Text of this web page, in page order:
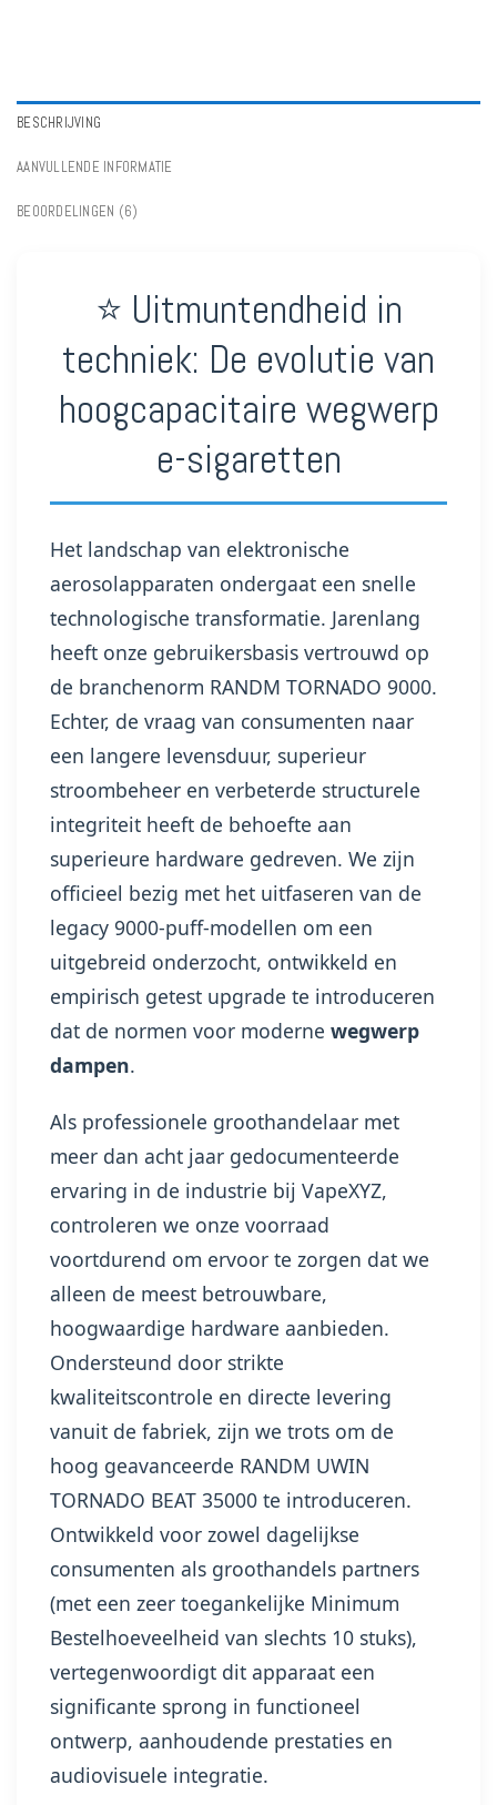
BESCHRIJVING
AANVULLENDE INFORMATIE
BEOORDELINGEN (6)
⭐ Uitmuntendheid in
techniek: De evolutie van
hoogcapacitaire wegwerp
e-sigaretten
Het landschap van elektronische
aerosolapparaten ondergaat een snelle
technologische transformatie. Jarenlang
heeft onze gebruikersbasis vertrouwd op
de branchenorm RANDM TORNADO 9000.
Echter, de vraag van consumenten naar
een langere levensduur, superieur
stroombeheer en verbeterde structurele
integriteit heeft de behoefte aan
superieure hardware gedreven. We zijn
officieel bezig met het uitfaseren van de
legacy 9000-puff-modellen om een
uitgebreid onderzocht, ontwikkeld en
empirisch getest upgrade te introduceren
dat de normen voor moderne wegwerp
dampen.
Als professionele groothandelaar met
meer dan acht jaar gedocumenteerde
ervaring in de industrie bij VapeXYZ,
controleren we onze voorraad
voortdurend om ervoor te zorgen dat we
alleen de meest betrouwbare,
hoogwaardige hardware aanbieden.
Ondersteund door strikte
kwaliteitscontrole en directe levering
vanuit de fabriek, zijn we trots om de
hoog geavanceerde RANDM UWIN
TORNADO BEAT 35000 te introduceren.
Ontwikkeld voor zowel dagelijkse
consumenten als groothandels partners
(met een zeer toegankelijke Minimum
Bestelhoeveelheid van slechts 10 stuks),
vertegenwoordigt dit apparaat een
significante sprong in functioneel
ontwerp, aanhoudende prestaties en
audiovisuele integratie.